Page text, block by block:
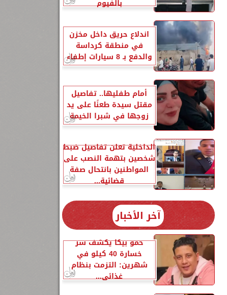
بالفيوم
اندلاع حريق داخل مخزن
في منطقة كرداسة
والدفع بـ 8 سيارات إطفاء
أمام طفليها.. تفاصيل
مقتل سيدة طعنًا على يد
زوجها في شبرا الخيمة
الداخلية تعلن تفاصيل ضبط
شخصين بتهمة النصب على
المواطنين بانتحال صفة
قضائية...
آخر الأخبار
حمو بيكا يكشف سر
خسارة 40 كيلو في
شهرين: التزمت بنظام
غذائي...